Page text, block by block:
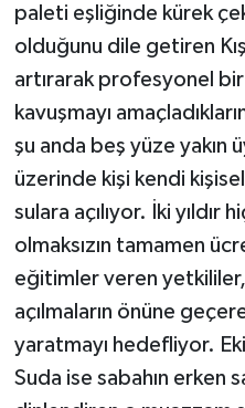
paleti eşliğinde kürek
olduğunu dile getiren
artırarak profesyonel
kavuşmayı
şu anda beş yüze yakın
üzerinde kişi kendi
sulara açılıyor. İki yıldır
olmaksızın tamamen
eğitimler veren
açılmaların önüne
yaratmayı hedefliyor.
Suda ise sabahın erken